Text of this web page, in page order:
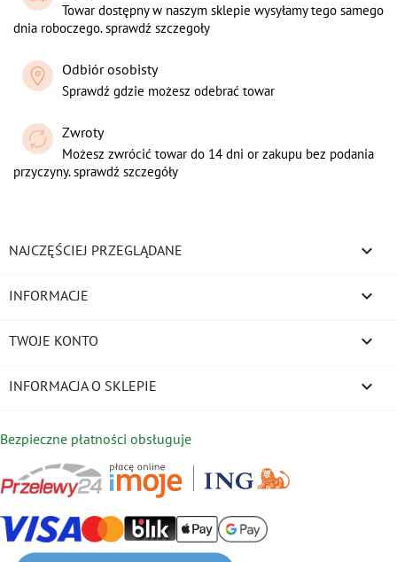
Towar dostępny w naszym sklepie wysyłamy tego samego
dnia roboczego. sprawdź szczegoły
Odbiór osobisty
Sprawdź gdzie możesz odebrać towar
Zwroty
Możesz zwrócić towar do 14 dni or zakupu bez podania
przyczyny. sprawdź szczegóły
NAJCZĘŚCIEJ PRZEGLĄDANE 
INFORMACJE 
TWOJE KONTO 
INFORMACJA O SKLEPIE keyboard_arrow_down
Bezpieczne płatności obsługuje